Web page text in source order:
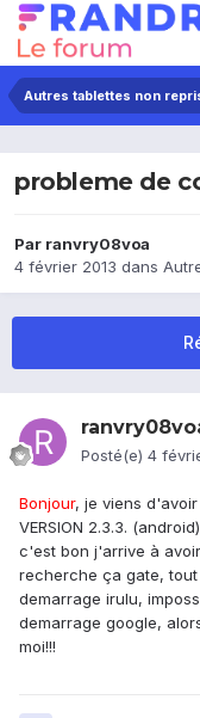
Autres tablettes non
probleme de
Par ranvry08voa
4 février 2013 dans
Posté(e) 4
Bonjour, je viens d'avoir
VERSION 2.3.3.
c'est bon j'arrive à
recherche ça gate,
demarrage irulu,
demarrage google,
moi!!!